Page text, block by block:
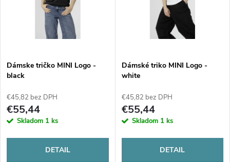
e
p
r
s
p
r
o
Dámske tričko MINI Logo -
black
€45,82 bez DPH
€55,44
Skladom 1 ks
DETAIL
Dámské triko MINI Logo -
white
€45,82 bez DPH
€55,44
Skladom 1 ks
DETAIL